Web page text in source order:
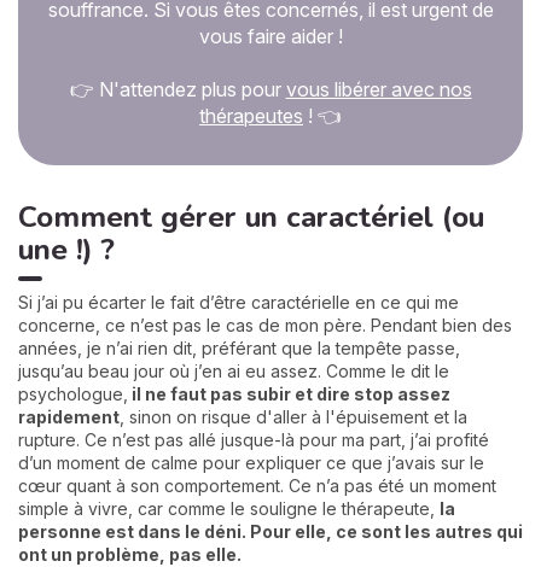
souffrance. Si vous êtes concernés, il est urgent de
vous faire aider !
👉 N'attendez plus pour vous libérer avec nos
thérapeutes ! 👈
Comment gérer un caractériel (ou
une !) ?
Si j’ai pu écarter le fait d’être caractérielle en ce qui me
concerne, ce n’est pas le cas de mon père. Pendant bien des
années, je n’ai rien dit, préférant que la tempête passe,
jusqu’au beau jour où j’en ai eu assez. Comme le dit le
psychologue, il ne faut pas subir et dire stop assez
rapidement, sinon on risque d'aller à l'épuisement et la
rupture. Ce n’est pas allé jusque-là pour ma part, j’ai profité
d’un moment de calme pour expliquer ce que j’avais sur le
cœur quant à son comportement. Ce n’a pas été un moment
simple à vivre, car comme le souligne le thérapeute, la
personne est dans le déni. Pour elle, ce sont les autres qui
ont un problème, pas elle.